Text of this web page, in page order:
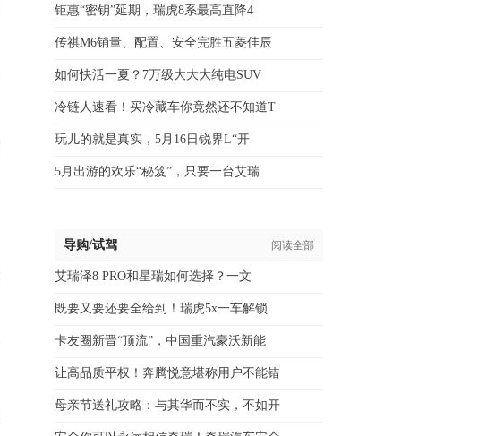
钜惠“密钥”延期，瑞虎8系最高直降4
传祺M6销量、配置、安全完胜五菱佳辰
如何快活一夏？7万级大大大纯电SUV
冷链人速看！买冷藏车你竟然还不知道T
玩儿的就是真实，5月16日锐界L“开
5月出游的欢乐“秘笈”，只要一台艾瑞
导购/试驾 阅读全部
艾瑞泽8 PRO和星瑞如何选择？一文
既要又要还要全给到！瑞虎5x一车解锁
卡友圈新晋“顶流”，中国重汽豪沃新能
让高品质平权！奔腾悦意堪称用户不能错
母亲节送礼攻略：与其华而不实，不如开